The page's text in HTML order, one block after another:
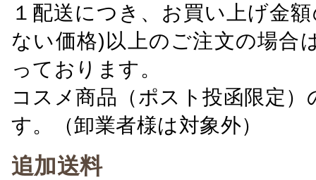
１配送につき、お買い上げ金
ない価格)以上のご注文の場合
っております。
コスメ商品（ポスト投函限定
す。（卸業者様は対象外）
追加送料